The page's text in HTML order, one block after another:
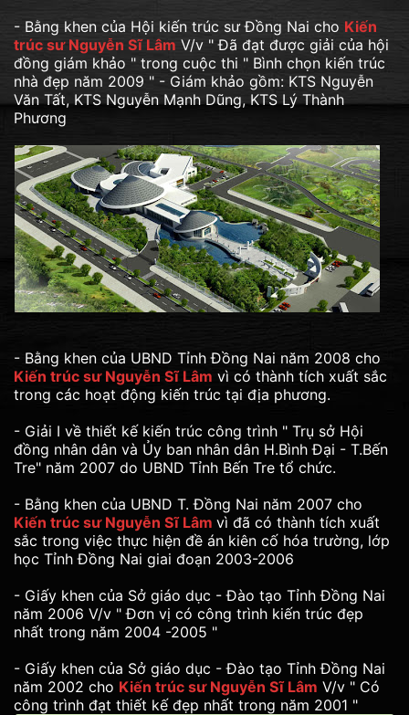
- Bằng khen của Hội kiến trúc sư Đồng Nai cho Kiến
trúc sư Nguyễn Sĩ Lâm V/v " Đã đạt được giải của hội
đồng giám khảo " trong cuộc thi " Bình chọn kiến trúc
nhà đẹp năm 2009 " - Giám khảo gồm: KTS Nguyễn
Văn Tất, KTS Nguyễn Mạnh Dũng, KTS Lý Thành
Phương
- Bằng khen của UBND Tỉnh Đồng Nai năm 2008 cho
Kiến trúc sư Nguyễn Sĩ Lâm vì có thành tích xuất sắc
trong các hoạt động kiến trúc tại địa phương.
- Giải I về thiết kế kiến trúc công trình " Trụ sở Hội
đồng nhân dân và Ủy ban nhân dân H.Bình Đại - T.Bến
Tre" năm 2007 do UBND Tỉnh Bến Tre tổ chức.
- Bằng khen của UBND T. Đồng Nai năm 2007 cho
Kiến trúc sư Nguyễn Sĩ Lâm vì đã có thành tích xuất
sắc trong việc thực hiện đề án kiên cố hóa trường, lớp
học Tỉnh Đồng Nai giai đoạn 2003-2006
- Giấy khen của Sở giáo dục - Đào tạo Tỉnh Đồng Nai
năm 2006 V/v " Đơn vị có công trình kiến trúc đẹp
nhất trong năm 2004 -2005 "
- Giấy khen của Sở giáo dục - Đào tạo Tỉnh Đồng Nai
năm 2002 cho Kiến trúc sư Nguyễn Sĩ Lâm V/v " Có
công trình đạt thiết kế đẹp nhất trong năm 2001 "